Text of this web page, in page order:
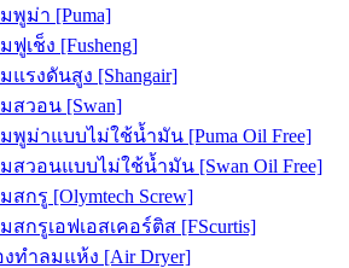
พูม่า [Puma]
ฟูเช็ง [Fusheng]
แรงดันสูง [Shangair]
สวอน [Swan]
พูม่าแบบไม่ใช้น้ำมัน [Puma Oil Free]
สวอนแบบไม่ใช้น้ำมัน [Swan Oil Free]
สกรู [Olymtech Screw]
สกรูเอฟเอสเคอร์ติส [FScurtis]
งทำลมแห้ง [Air Dryer]